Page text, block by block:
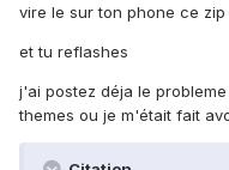
vire le sur ton phone ce
et tu reflashes
j'ai postez déja le
themes ou je m'était fait